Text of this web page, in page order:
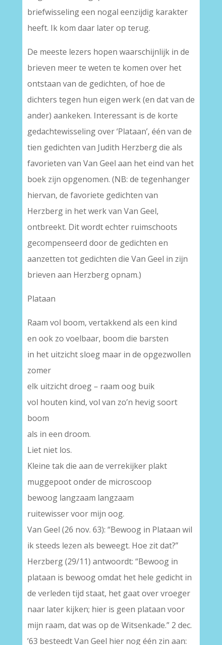
briefwisseling een nogal eenzijdig karakter
heeft. Ik kom daar later op terug.
De meeste lezers hopen waarschijnlijk in de
brieven meer te weten te komen over het
ontstaan van de gedichten, of hoe de
dichters tegen hun eigen werk (en dat van de
ander) aankeken. Interessant is de korte
gedachtewisseling over ‘Plataan’, één van de
tien gedichten van Judith Herzberg die als
favorieten van Van Geel aan het eind van het
boek zijn opgenomen. (NB: de tegenhanger
hiervan, de favoriete gedichten van
Herzberg in het werk van Van Geel,
ontbreekt. Dit wordt echter ruimschoots
gecompenseerd door de gedichten en
aanzetten tot gedichten die Van Geel in zijn
brieven aan Herzberg opnam.)
Plataan
Raam vol boom, vertakkend als een kind
en ook zo voelbaar, boom die barsten
in het uitzicht sloeg maar in de opgezwollen
zomer
elk uitzicht droeg – raam oog buik
vol houten kind, vol van zo’n hevig soort
boom
als in een droom.
Liet niet los.
Kleine tak die aan de verrekijker plakt
muggepoot onder de microscoop
bewoog langzaam langzaam
ruitewisser voor mijn oog.
Van Geel (26 nov. 63): “Bewoog in Plataan wil
ik steeds lezen als beweegt. Hoe zit dat?”
Herzberg (29/11) antwoordt: “Bewoog in
plataan is bewoog omdat het hele gedicht in
de verleden tijd staat, het gaat over vroeger
naar later kijken; hier is geen plataan voor
mijn raam, dat was op de Witsenkade.” 2 dec.
’63 besteedt Van Geel hier nog één zin aan: